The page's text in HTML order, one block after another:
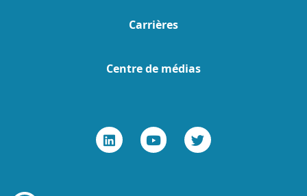
Carrières
Centre de médias